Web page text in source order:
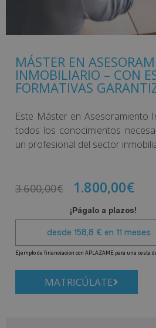
MÁSTER EN
INMOBILIARIO – CON
FORMATIVAS
Este Máster en Asesoramiento
todos los conocimientos
un profesional del sector
3.600,00€ 1.800,00€
MATRICÚLATE